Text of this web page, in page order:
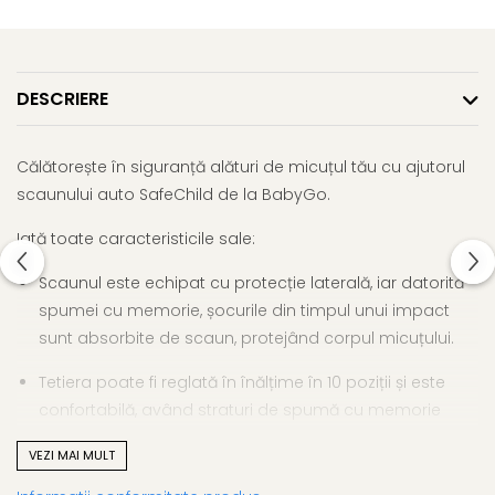
DESCRIERE
Călătorește în siguranță alături de micuțul tău cu ajutorul
scaunului auto SafeChild de la BabyGo.
Iată toate caracteristicile sale:
Scaunul este echipat cu protecție laterală, iar datorită
spumei cu memorie, șocurile din timpul unui impact
sunt absorbite de scaun, protejând corpul micuțului.
Tetiera poate fi reglată în înălțime în 10 poziții și este
confortabilă, având straturi de spumă cu memorie
pentru un plus de siguranță.
VEZI MAI MULT